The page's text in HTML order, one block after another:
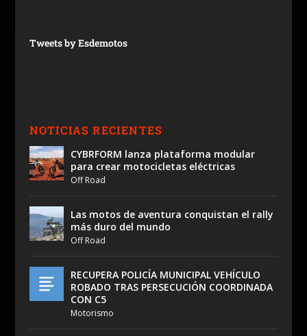
Tweets by Esdemotos
NOTICIAS RECIENTES
CYBRFORM lanza plataforma modular
para crear motocicletas eléctricas
Off Road
Las motos de aventura conquistan el rally
más duro del mundo
Off Road
RECUPERA POLICÍA MUNICIPAL VEHÍCULO
ROBADO TRAS PERSECUCIÓN COORDINADA
CON C5
Motorismo